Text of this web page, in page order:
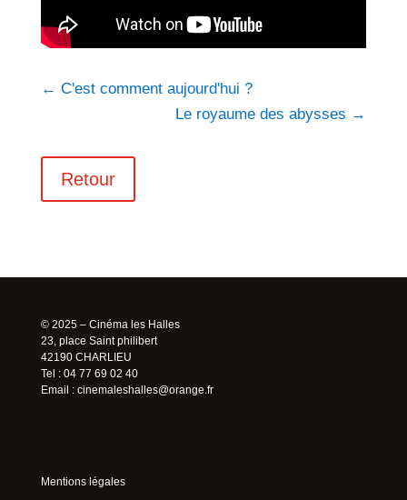
← C'est comment aujourd'hui ?
Le royaume des abysses →
Retour
© 2025 – Cinéma les Halles
23, place Saint philibert
42190 CHARLIEU
Tel : 04 77 69 02 40
Email : cinemaleshalles@orange.fr
Mentions légales